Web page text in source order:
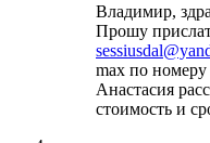
Владимир,
Прошу
max по
Анастасия
стоимость и